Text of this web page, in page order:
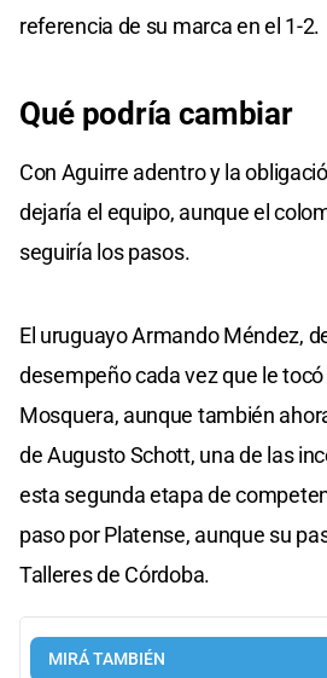
referencia de su marca en el 1-2.
Qué podría cambiar
Con Aguirre adentro y la
dejaría el equipo, aunque el
seguiría los pasos.
El uruguayo Armando Méndez,
desempeño cada vez que le
Mosquera, aunque también
de Augusto Schott, una de las
esta segunda etapa de
paso por Platense, aunque su
Talleres de Córdoba.
MIRÁ TAMBIÉN